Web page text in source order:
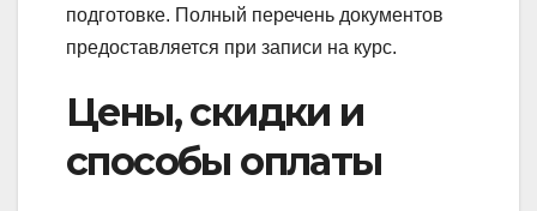
подготовке. Полный перечень документов
предоставляется при записи на курс.
Цены, скидки и
способы оплаты